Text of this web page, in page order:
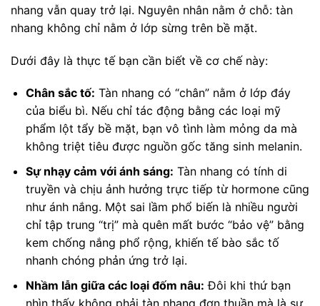
nhang vẫn quay trở lại. Nguyên nhân nằm ở chỗ: tàn
nhang không chỉ nằm ở lớp sừng trên bề mặt.
Dưới đây là thực tế bạn cần biết về cơ chế này:
Chân sắc tố: Tàn nhang có “chân” nằm ở lớp đáy
của biểu bì. Nếu chỉ tác động bằng các loại mỹ
phẩm lột tẩy bề mặt, bạn vô tình làm mỏng da mà
không triệt tiêu được nguồn gốc tăng sinh melanin.
Sự nhạy cảm với ánh sáng: Tàn nhang có tính di
truyền và chịu ảnh hưởng trực tiếp từ hormone cũng
như ánh nắng. Một sai lầm phổ biến là nhiều người
chỉ tập trung “trị” mà quên mất bước “bảo vệ” bằng
kem chống nắng phổ rộng, khiến tế bào sắc tố
nhanh chóng phản ứng trở lại.
Nhầm lẫn giữa các loại đốm nâu: Đôi khi thứ bạn
nhìn thấy không phải tàn nhang đơn thuần mà là sự